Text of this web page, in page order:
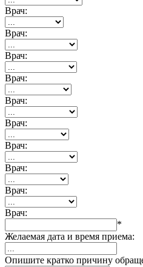
Врач:
Врач:
Врач:
Врач:
Врач:
Врач:
Врач:
Врач:
Врач:
Врач:
*
Желаемая дата и время приема:
Опишите кратко причину